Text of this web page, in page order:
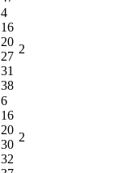
4
16
20
27
31
38
2
6
16
20
30
32
2